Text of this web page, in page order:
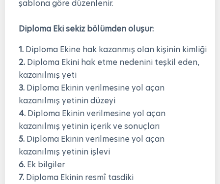
şablona göre düzenlenir.
Diploma Eki sekiz bölümden oluşur:
1. Diploma Ekine hak kazanmış olan kişinin kimliği
2. Diploma Ekini hak etme nedenini teşkil eden,
kazanılmış yeti
3. Diploma Ekinin verilmesine yol açan
kazanılmış yetinin düzeyi
4. Diploma Ekinin verilmesine yol açan
kazanılmış yetinin içerik ve sonuçları
5. Diploma Ekinin verilmesine yol açan
kazanılmış yetinin işlevi
6. Ek bilgiler
7. Diploma Ekinin resmî tasdiki